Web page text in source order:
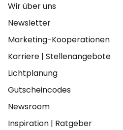
Wir über uns
Newsletter
Marketing-Kooperationen
Karriere | Stellenangebote
Lichtplanung
Gutscheincodes
Newsroom
Inspiration | Ratgeber